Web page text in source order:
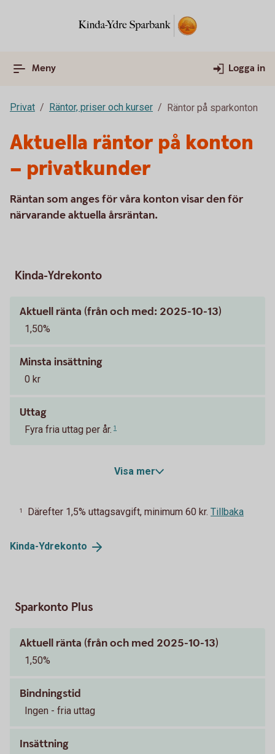
Meny Logga in
Privat Räntor, priser och kurser Räntor på sparkonton
Aktuella räntor på konton
– privatkunder
Räntan som anges för våra konton visar den för
närvarande aktuella årsräntan.
Kinda-Ydrekonto
Aktuell ränta (från och med: 2025-10-13)
1,50%
Minsta insättning
0 kr
Uttag
Fyra fria uttag per år. 1
Visa mer
1 Därefter 1,5% uttagsavgift, minimum 60 kr. Tillbaka
Kinda-Ydrekonto
Sparkonto Plus
Aktuell ränta (från och med 2025-10-13)
1,50%
Bindningstid
Ingen - fria uttag
Insättning